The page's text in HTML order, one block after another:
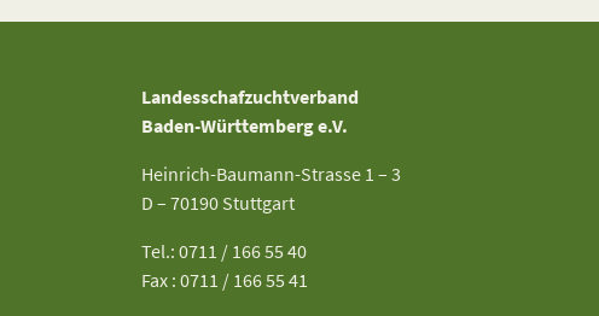
Landesschafzuchtverband
Baden-Württemberg e.V.
Heinrich-Baumann-Strasse 1 – 3
D – 70190 Stuttgart
Tel.: 0711 / 166 55 40
Fax : 0711 / 166 55 41